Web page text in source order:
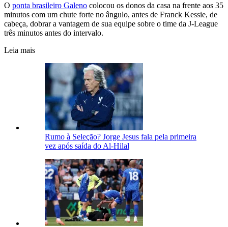
O ponta brasileiro Galeno colocou os donos da casa na frente aos 35
minutos com um chute forte no ângulo, antes de Franck Kessie, de
cabeça, dobrar a vantagem de sua equipe sobre o time da J-League
três minutos antes do intervalo.
Leia mais
Rumo à Seleção? Jorge Jesus fala pela primeira
vez após saída do Al-Hilal